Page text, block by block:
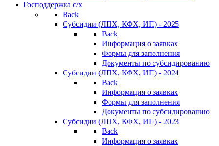
Господдержка с/х
Back
Субсидии (ЛПХ, КФХ, ИП) - 2025
Back
Информация о заявках
Формы для заполнения
Документы по субсидированию
Субсидии (ЛПХ, КФХ, ИП) - 2024
Back
Информация о заявках
Формы для заполнения
Документы по субсидированию
Субсидии (ЛПХ, КФХ, ИП) - 2023
Back
Информация о заявках